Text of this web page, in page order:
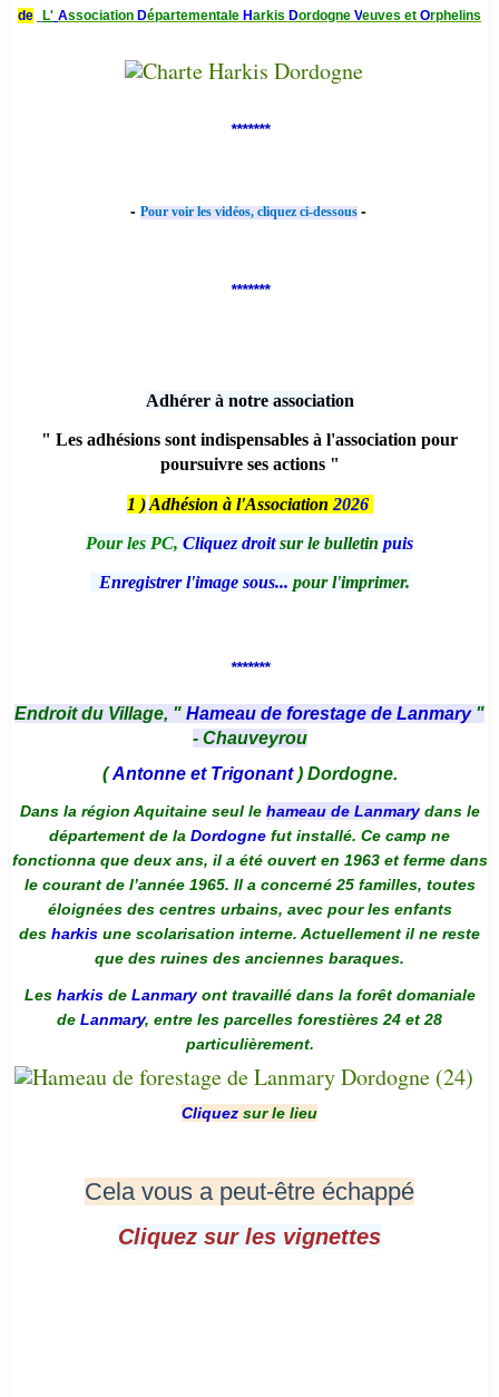
de
L' Association Départementale Harkis Dordogne Veuves et Orphelins
*******
- Pour voir les vidéos, cliquez ci-dessous -
*******
Adhérer à notre association
" Les adhésions sont indispensables à l'association pour
poursuivre ses actions "
1 ) Adhésion à l'Association 2026
Pour les PC, Cliquez droitsur le bulletin puis
Enregistrer l'image sous... pour l'imprimer.
*******
Endroit du Village, " Hameau de forestage de Lanmary "
- Chauveyrou
(Antonne et Trigonant) Dordogne.
Dans la région Aquitaine seul le hameau de Lanmarydans le
département de la Dordogne fut installé. Ce camp ne
fonctionna que deux ans, il a été ouvert en 1963 et ferme dans
le courant de l’année 1965. Il a concerné 25 familles, toutes
éloignées des centres urbains, avec pour les enfants
des harkis une scolarisation interne. Actuellement il ne reste
que des ruines des anciennes baraques.
Les harkis de Lanmaryont travaillé dans la forêt domaniale
de Lanmary, entre les parcelles forestières 24 et 28
particulièrement.
Cliquez sur le lieu
Cela vous a peut-être échappé
Cliquez sur les vignettes